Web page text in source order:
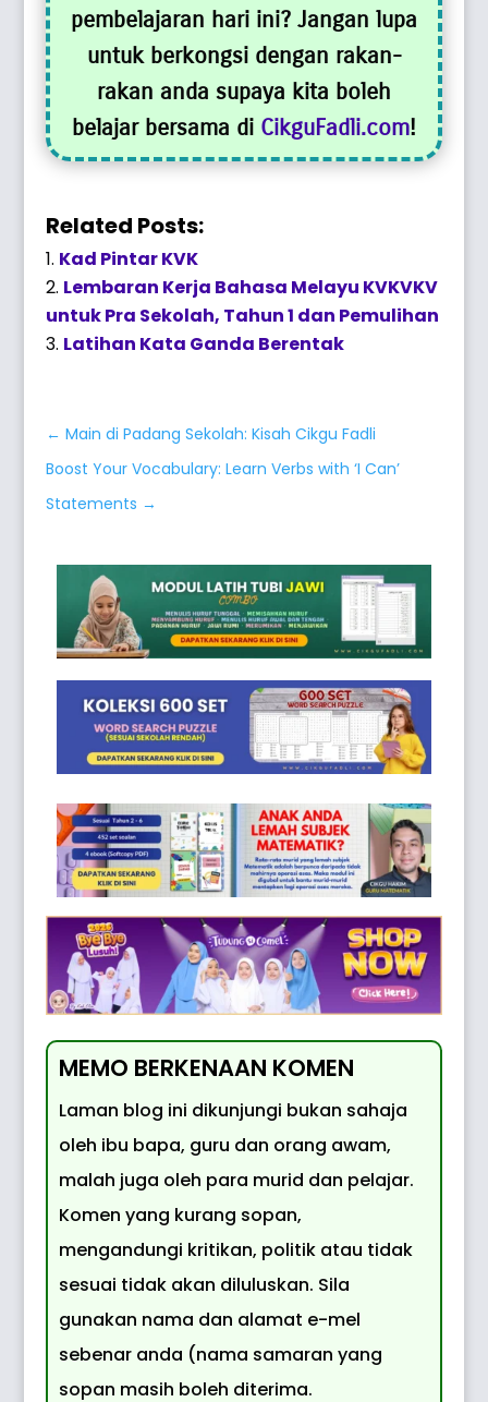
pembelajaran hari ini? Jangan lupa
untuk berkongsi dengan rakan-
rakan anda supaya kita boleh
belajar bersama di CikguFadli.com!
Related Posts:
Kad Pintar KVK
Lembaran Kerja Bahasa Melayu KVKVKV
untuk Pra Sekolah, Tahun 1 dan Pemulihan
Latihan Kata Ganda Berentak
←Main di Padang Sekolah: Kisah Cikgu Fadli
Boost Your Vocabulary: Learn Verbs with ‘I Can’
Statements →
MEMO BERKENAAN KOMEN
Laman blog ini dikunjungi bukan sahaja
oleh ibu bapa, guru dan orang awam,
malah juga oleh para murid dan pelajar.
Komen yang kurang sopan,
mengandungi kritikan, politik atau tidak
sesuai tidak akan diluluskan. Sila
gunakan nama dan alamat e-mel
sebenar anda (nama samaran yang
sopan masih boleh diterima.